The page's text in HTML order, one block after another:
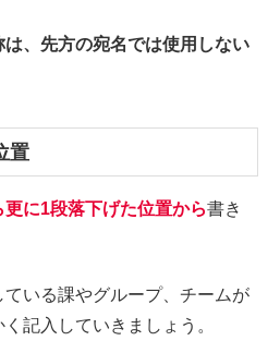
は、先方の宛名では使用しない
置
更に1段落下げた位置から書き
いる課やグループ、チームが
記入していきましょう。